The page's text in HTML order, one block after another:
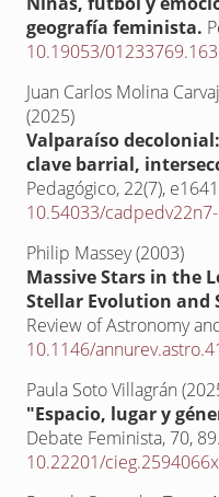
geografía feminista.
10.19053/
Juan Carlos Molina
(2025)
Valparaíso
clave barrial,
Pedagógico, 22(7),
10.54033/
Philip Massey (2003)
Massive Stars in the
Stellar Evolution
Review of Astronomy
10.1146/
Paula Soto Villagrán
"Espacio, lugar y
Debate Feminista, 70, 89.
10.22201/